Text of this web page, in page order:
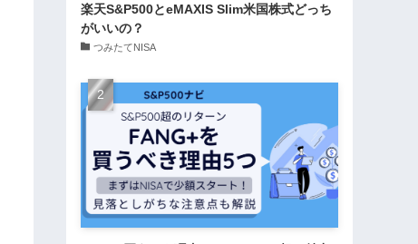
楽天S&P500とeMAXIS Slim米国株式どっち
がいいの？
つみたてNISA